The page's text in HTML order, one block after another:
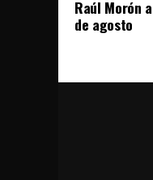
Raúl Morón
de agosto